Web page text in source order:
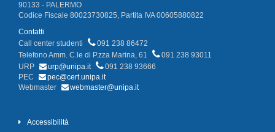
90133 - PALERMO
Codice Fiscale 80023730825, Partita IVA 00605880822
Contatti
Call center studenti
091 238 86472
Telefono Amm. C.le di P.zza Marina, 61
091 238 93011
URP
urp@unipa.it
091 238 93666
PEC
pec@cert.unipa.it
Webmaster
webmaster@unipa.it
Accessibilità